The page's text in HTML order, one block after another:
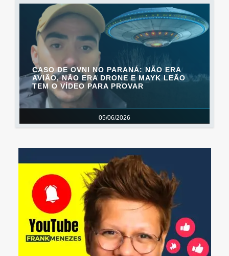
05/06/2026
CASO DE OVNI NO PARANÁ: NÃO ERA
AVIÃO, NÃO ERA DRONE E MAYK LEÃO
TEM O VÍDEO PARA PROVAR